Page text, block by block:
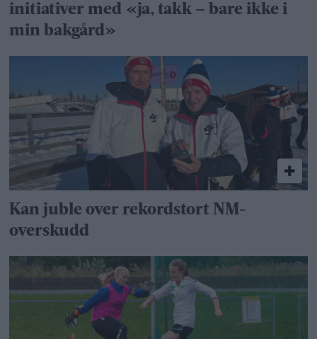
initiativer med «ja, takk – bare ikke i
min bakgård»
Kan juble over rekordstort NM-
overskudd